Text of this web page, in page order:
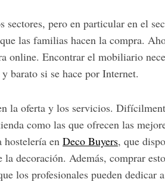
sectores, pero en particular en el
las familias hacen la compra.
online. Encontrar el mobiliario
barato si se hace por Internet.
la oferta y los servicios.
como las que ofrecen las
hostelería en Deco Buyers, que
decoración. Además, comprar
los profesionales pueden dedicar